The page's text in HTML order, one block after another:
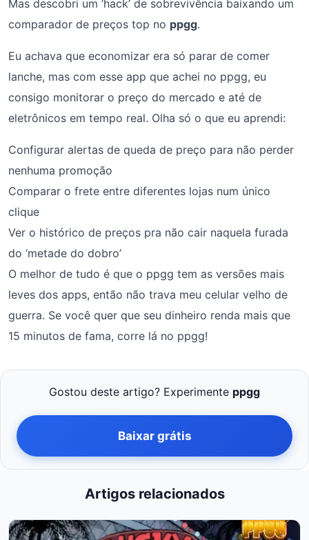
Mas descobri um ‘hack’ de sobrevivência baixando um
comparador de preços top no ppgg.
Eu achava que economizar era só parar de comer
lanche, mas com esse app que achei no ppgg, eu
consigo monitorar o preço do mercado e até de
eletrônicos em tempo real. Olha só o que eu aprendi:
Configurar alertas de queda de preço para não perder
nenhuma promoção
Comparar o frete entre diferentes lojas num único
clique
Ver o histórico de preços pra não cair naquela furada
do ‘metade do dobro’
O melhor de tudo é que o ppgg tem as versões mais
leves dos apps, então não trava meu celular velho de
guerra. Se você quer que seu dinheiro renda mais que
15 minutos de fama, corre lá no ppgg!
Gostou deste artigo? Experimente ppgg
Baixar grátis
Artigos relacionados